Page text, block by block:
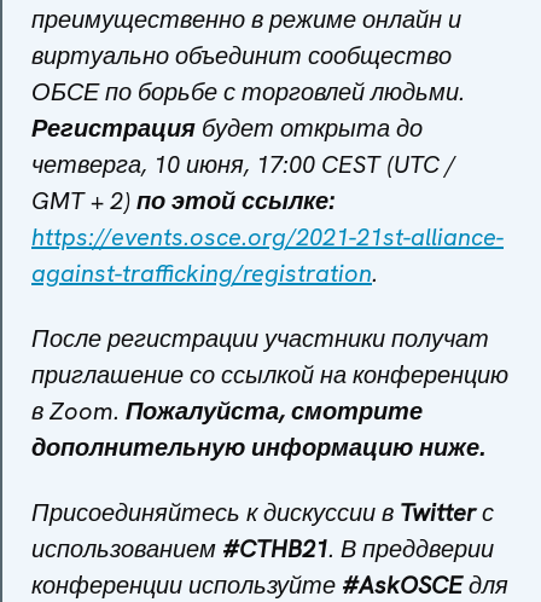
преимущественно в режиме онлайн и
виртуально объединит сообщество
ОБСЕ по борьбе с торговлей людьми.
Регистрация будет открыта до
четверга, 10 июня, 17:00 CEST (UTC /
GMT + 2)по этой ссылке:
https://events.osce.org/2021-21st-alliance-
against-trafficking/registration.
После регистрации участники получат
приглашение со ссылкой наконференцию
вZoom. Пожалуйста, смотрите
дополнительную информацию ниже.
Присоединяйтесь к дискуссии в Twitterс
использованием ​#CTHB21. В преддверии
конференции используйте #AskOSCEдля